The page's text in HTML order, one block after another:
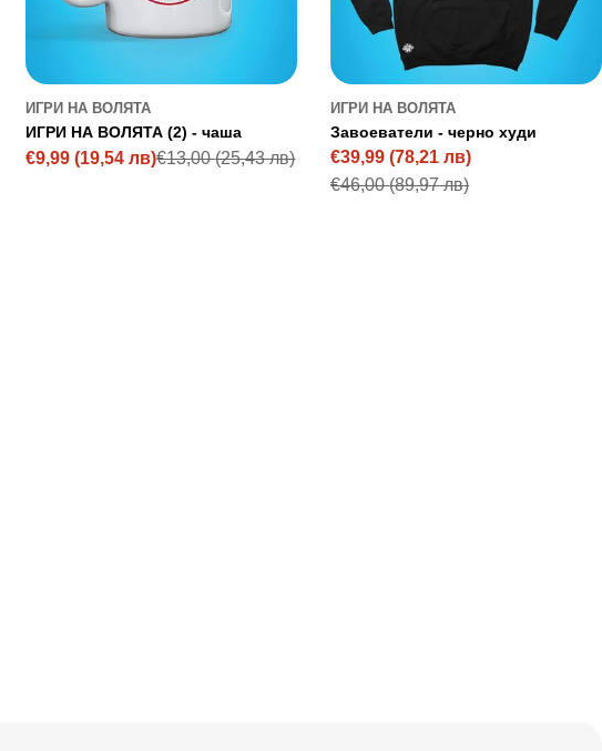
ИГРИ НА ВОЛЯТА
ИГРИ НА ВОЛЯТА (2) - чаша
Sale
€9,99(19,54 лв)
Regular
€13,00(25,43 лв)
ИГРИ НА ВОЛЯТА
Завоеватели - черно худи
Sale
€39,99(78,21 лв)
Regular
€46,00(89,97 лв)